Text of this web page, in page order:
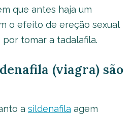
que antes haja um
o efeito de ereção sexual
tomar a tadalafila.
(viagra) são
a sildenafila agem